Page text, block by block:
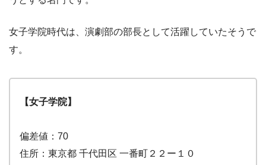
女子学院時代は、演劇部の部長として活躍していたそうで
す。
【女子学院】
偏差値：70
住所：東京都 千代田区 一番町２２ー１０